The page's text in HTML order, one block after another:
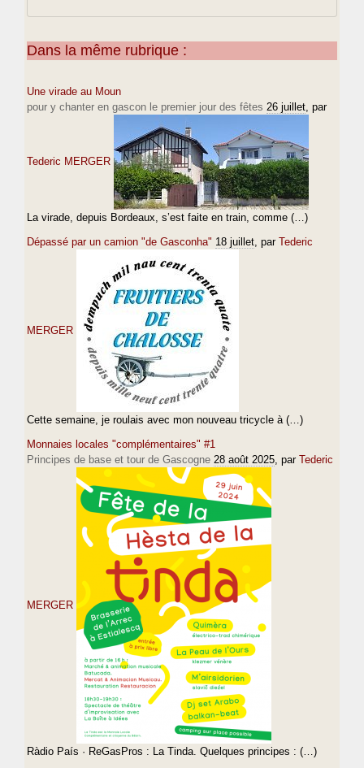
Dans la même rubrique :
Une virade au Moun
pour y chanter en gascon le premier jour des fêtes 26 juillet , par
Tederic MERGER
La virade, depuis Bordeaux, s’est faite en train, comme (…)
Dépassé par un camion "de Gasconha" 18 juillet , par Tederic
MERGER
Cette semaine, je roulais avec mon nouveau tricycle à (…)
Monnaies locales "complémentaires" #1
Principes de base et tour de Gascogne 28 août 2025 , par Tederic
MERGER
Ràdio País · ReGasPros : La Tinda. Quelques principes : (…)